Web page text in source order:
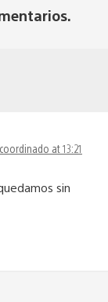
at 13:21
sin